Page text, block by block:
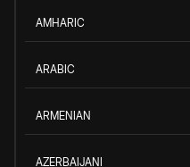
AMHARIC
ARABIC
ARMENIAN
AZERBAIJANI